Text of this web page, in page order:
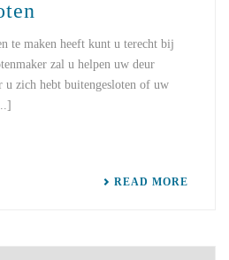
te maken heeft kunt u terecht bij
zal u helpen uw deur
u zich hebt buitengesloten of uw
READ MORE